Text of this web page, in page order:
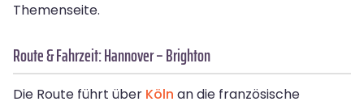
Themenseite.
Route & Fahrzeit: Hannover – Brighton
Die Route führt über Köln an die französische